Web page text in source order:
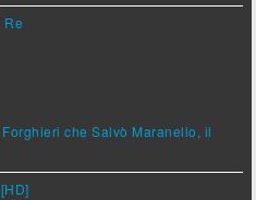
Re
che Salvò Maranello, il